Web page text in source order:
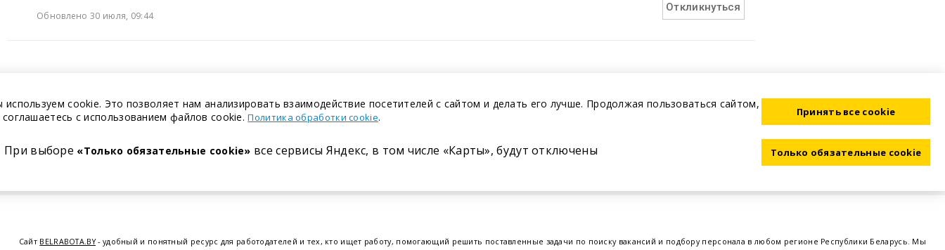
Обновлено 30 июля, 09:44
Откликнуться
Сайт BELRABOTA.BY- удобный и понятный ресурс для работодателей и тех, кто ищет работу, помогающий решить поставленные задачи по поиску вакансий и подбору персонала в любом регионе Республики Беларусь. Мы
cookie. Это позволяет нам анализировать взаимодействие посетителей с сайтом и делать его лучше. Продолжая пользоваться сайтом,
с использованием файлов cookie.Политика обработки cookie.
При выборе «Только обязательные cookie» все сервисы Яндекс, в том числе «Карты», будут отключены
Принять все cookie
Только обязательные cookie